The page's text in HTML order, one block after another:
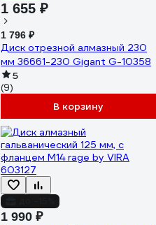
1 655 ₽
1 796 ₽
Диск отрезной алмазный 230
мм 36661-230 Gigant G-10358
5
(9)
В корзину
1 990 ₽